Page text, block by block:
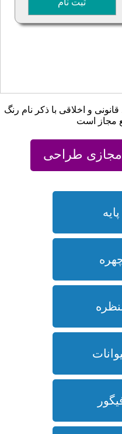
ثبت نام
و اخلاقی با ذکر نام رنگ
مجاز است
طراحی